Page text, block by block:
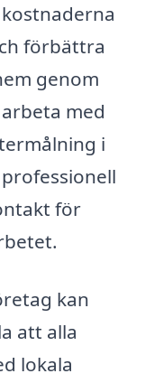
förbättra
genom
med
i
för
kan
att alla
lokala